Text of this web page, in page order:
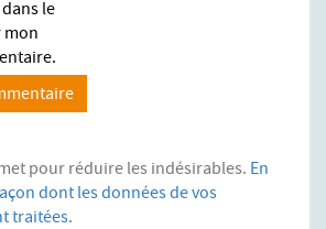
le
mon
pour réduire les indésirables. En
dont les données de vos
traitées.